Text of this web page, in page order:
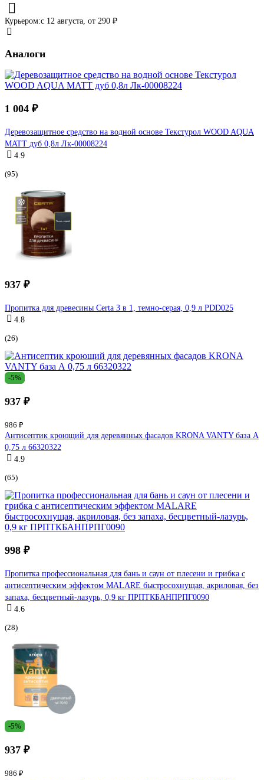
Курьером:c 12 августа, от 290 ₽
Аналоги
1 004 ₽
Деревозащитное средство на водной основе Текстурол WOOD AQUA
MATT дуб 0,8л Лк-00008224
4.9
(95)
937 ₽
Пропитка для древесины Certa 3 в 1, темно-серая, 0,9 л PDD025
4.8
(26)
-5%
937 ₽
986 ₽
Антисептик кроющий для деревянных фасадов KRONA VANTY база А
0,75 л 66320322
4.9
(65)
998 ₽
Пропитка профессиональная для бань и саун от плесени и грибка с
антисептическим эффектом MALARE быстросохнущая, акриловая, без
запаха, бесцветный-лазурь, 0,9 кг ПРПТКБАНПРПГ0090
4.6
(28)
-5%
937 ₽
986 ₽